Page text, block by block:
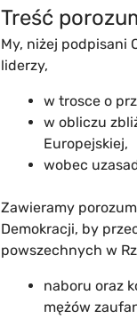
Treść
My, niżej podpisani
liderzy,
w trosce o
w obliczu
Europejskiej,
wobec
Zawieramy
Demokracji, by
powszechnych w
naboru oraz
mężów